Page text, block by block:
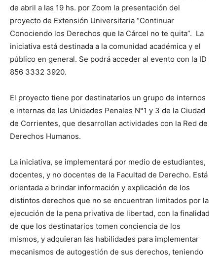
de abril a las 19 hs. por Zoom la presentación del
proyecto de Extensión Universitaria “Continuar
Conociendo los Derechos que la Cárcel no te quita”. La
iniciativa está destinada a la comunidad académica y el
público en general. Se podrá acceder al evento con la ID
856 3332 3920.
El proyecto tiene por destinatarios un grupo de internos
e internas de las Unidades Penales N°1 y 3 de la Ciudad
de Corrientes, que desarrollan actividades con la Red de
Derechos Humanos.
La iniciativa, se implementará por medio de estudiantes,
docentes, y no docentes de la Facultad de Derecho. Está
orientada a brindar información y explicación de los
distintos derechos que no se encuentran limitados por la
ejecución de la pena privativa de libertad, con la finalidad
de que los destinatarios tomen conciencia de los
mismos, y adquieran las habilidades para implementar
mecanismos de autogestión de sus derechos, teniendo